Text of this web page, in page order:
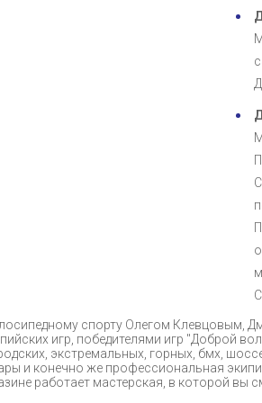
спорту Олегом
игр, победителями игр "Доброй
экстремальных, горных, бмх,
и конечно же профессиональная
работает мастерская, в которой